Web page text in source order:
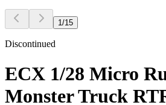
1/15
Discontinued
ECX 1/28 Micro
Monster Truck